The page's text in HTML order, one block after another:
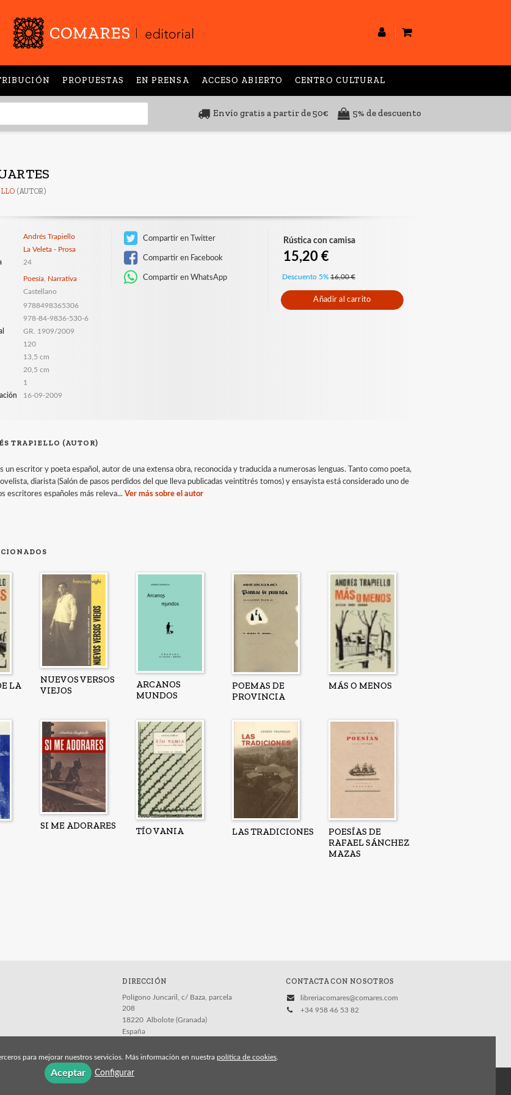
PROPUESTAS EN PRENSA ACCESO ABIERTO CENTRO CULTURAL
Envío gratis a partir de 50€ 5% de descuento
(AUTOR)
Andrés Trapiello
La Veleta - Prosa
24
Poesía, Narrativa
Castellano
9788498365306
978-84-9836-530-6
GR. 1909/2009
120
13,5 cm
20,5 cm
1
16-09-2009
Compartir en Twitter
Compartir en Facebook
Compartir en WhatsApp
Rústica con camisa
15,20 €
Descuento 5% 16,00 €
Añadir al carrito
TRAPIELLO (AUTOR)
un escritor y poeta español, autor de una extensa obra, reconocida y traducida a numerosas lenguas. Tanto como poeta,
diarista (Salón de pasos perdidos del que lleva publicadas veintitrés tomos) y ensayista está considerado uno de
escritores españoles más releva...Ver más sobre el autor
LA
NUEVOS VERSOS
VIEJOS
ARCANOS
MUNDOS
POEMAS DE
PROVINCIA
MÁS O MENOS
SI ME ADORARES
TÍO VANIA LAS TRADICIONES
POESÍAS DE
RAFAEL SÁNCHEZ
MAZAS
DIRECCIÓN
Polígono Juncaril, c/ Baza, parcela
208
18220 Albolote (Granada)
España
CONTACTA CON NOSOTROS
libreriacomares@comares.com
+34 958 46 53 82
para mejorar nuestros servicios. Más información en nuestra política de cookies
Aceptar Configurar